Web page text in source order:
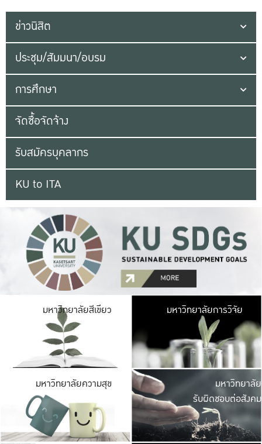
ข่าวนิสิต
ประชุม/สัมมนา/อบรม
การศึกษา
จัดซื้อจัดจ้าง
รับสมัครบุคลากร
KU to ITA
มหาวิทยาลัยสีเขียว มหาวิ
มีพื้นที่เขียวสดใส
เป็นป่าในเมือง เกษต
มหาวิทยาลัยการวิจัย
มหาวิทยาลัยความสุข มหาวิ
ค
เปิดประ
และพบเรื่องราวใ
มหาวิทยาลัย
รับผิดชอบต่อสังคม